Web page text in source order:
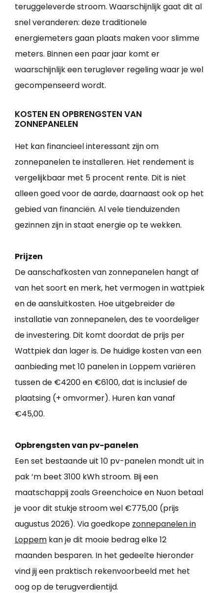
teruggeleverde stroom. Waarschijnlijk gaat dit al
snel veranderen: deze traditionele
energiemeters gaan plaats maken voor slimme
meters. Binnen een paar jaar komt er
waarschijnlijk een teruglever regeling waar je wel
gecompenseerd wordt.
KOSTEN EN OPBRENGSTEN VAN
ZONNEPANELEN
Het kan financieel interessant zijn om
zonnepanelen te installeren. Het rendement is
vergelijkbaar met 5 procent rente. Dit is niet
alleen goed voor de aarde, daarnaast ook op het
gebied van financiën. Al vele tienduizenden
gezinnen zijn in staat energie op te wekken.
Prijzen
De aanschafkosten van zonnepanelen hangt af
van het soort en merk, het vermogen in wattpiek
en de aansluitkosten. Hoe uitgebreider de
installatie van zonnepanelen, des te voordeliger
de investering. Dit komt doordat de prijs per
Wattpiek dan lager is. De huidige kosten van een
aanbieding met 10 panelen in Loppem variëren
tussen de €4200 en €6100, dat is inclusief de
plaatsing (+ omvormer). Huren kan vanaf
€45,00.
Opbrengsten van pv-panelen
Een set bestaande uit 10 pv-panelen mondt uit in
pak ‘m beet 3100 kWh stroom. Bij een
maatschappij zoals Greenchoice en Nuon betaal
je voor dit stukje stroom wel €775,00 (prijs
augustus 2026). Via goedkope zonnepanelen in
Loppem kan je dit mooie bedrag elke 12
maanden besparen. In het gedeelte hieronder
vind jij een praktisch rekenvoorbeeld met het
oog op de terugverdientijd.